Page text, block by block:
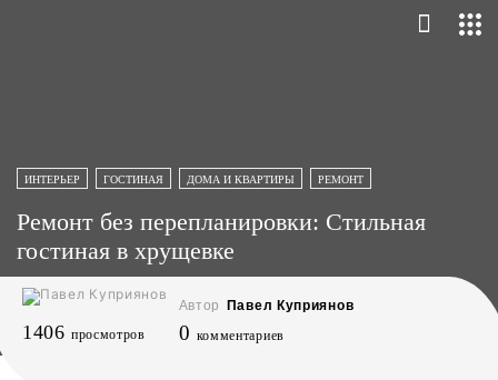
ИНТЕРЬЕР ГОСТИНАЯ ДОМА И КВАРТИРЫ РЕМОНТ
Ремонт без перепланировки: Стильная
гостиная в хрущевке
Автор Павел Куприянов
1406 просмотров 0 комментариев